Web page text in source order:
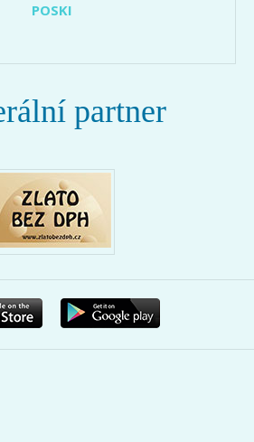
POSKI
partner